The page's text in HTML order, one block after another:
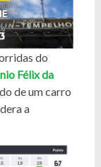
do
Félix da
de um carro
a